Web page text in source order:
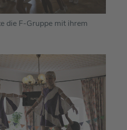
die F-Gruppe mit ihrem